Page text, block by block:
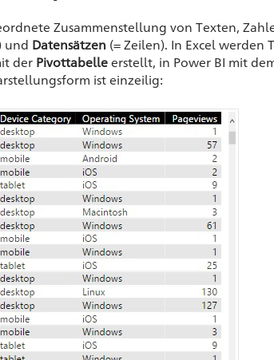
Zusammenstellung von Texten,
und Datensätzen (= Zeilen). In Excel werden
der Pivottabelle erstellt, in Power BI mit
ist einzeilig: